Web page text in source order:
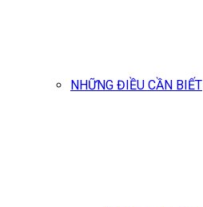
NHỮNG ĐIỀU CẦN BIẾT